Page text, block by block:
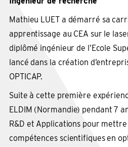
Mathieu LUET a démarré sa
apprentissage au CEA sur le
diplômé ingénieur de l’Ecole
lancé dans la création
OPTICAP.
Suite à cette première
ELDIM (Normandie) pendant 7
R&D et Applications pour
compétences scientifiques en